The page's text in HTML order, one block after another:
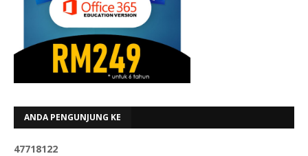
ANDA PENGUNJUNG KE
47718122